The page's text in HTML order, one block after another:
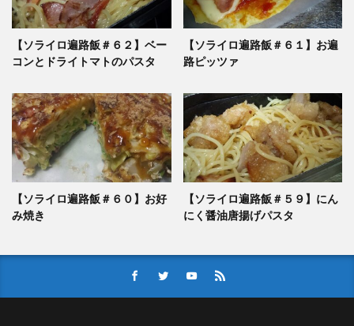
【ソライロ遍路飯＃６２】ベー
コンとドライトマトのパスタ
【ソライロ遍路飯＃６１】お遍
路ピッツァ
【ソライロ遍路飯＃６０】お好
み焼き
【ソライロ遍路飯＃５９】にん
にく醤油唐揚げパスタ